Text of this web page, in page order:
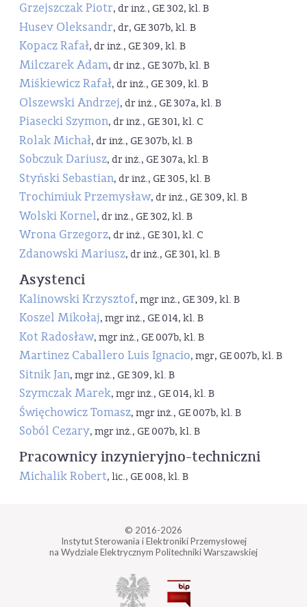
Grzejszczak Piotr, dr inż., GE 302, kl. B
Husev Oleksandr, dr, GE 307b, kl. B
Kopacz Rafał, dr inż., GE 309, kl. B
Milczarek Adam, dr inż., GE 307b, kl. B
Miśkiewicz Rafał, dr inż., GE 309, kl. B
Olszewski Andrzej, dr inż., GE 307a, kl. B
Piasecki Szymon, dr inż., GE 301, kl. C
Rolak Michał, dr inż., GE 307b, kl. B
Sobczuk Dariusz, dr inż., GE 307a, kl. B
Styński Sebastian, dr inż., GE 305, kl. B
Trochimiuk Przemysław, dr inż., GE 309, kl. B
Wolski Kornel, dr inż., GE 302, kl. B
Wrona Grzegorz, dr inż., GE 301, kl. C
Zdanowski Mariusz, dr inż., GE 301, kl. B
Asystenci
Kalinowski Krzysztof, mgr inż., GE 309, kl. B
Koszel Mikołaj, mgr inż., GE 014, kl. B
Kot Radosław, mgr inż., GE 007b, kl. B
Martinez Caballero Luis Ignacio, mgr, GE 007b, kl. B
Sitnik Jan, mgr inż., GE 309, kl. B
Szymczak Marek, mgr inż., GE 014, kl. B
Święchowicz Tomasz, mgr inż., GE 007b, kl. B
Soból Cezary, mgr inż., GE 007b, kl. B
Pracownicy inzynieryjno-techniczni
Michalik Robert, lic., GE 008, kl. B
© 2016-2026
Instytut Sterowania i Elektroniki Przemysłowej
na Wydziale Elektrycznym Politechniki Warszawskiej